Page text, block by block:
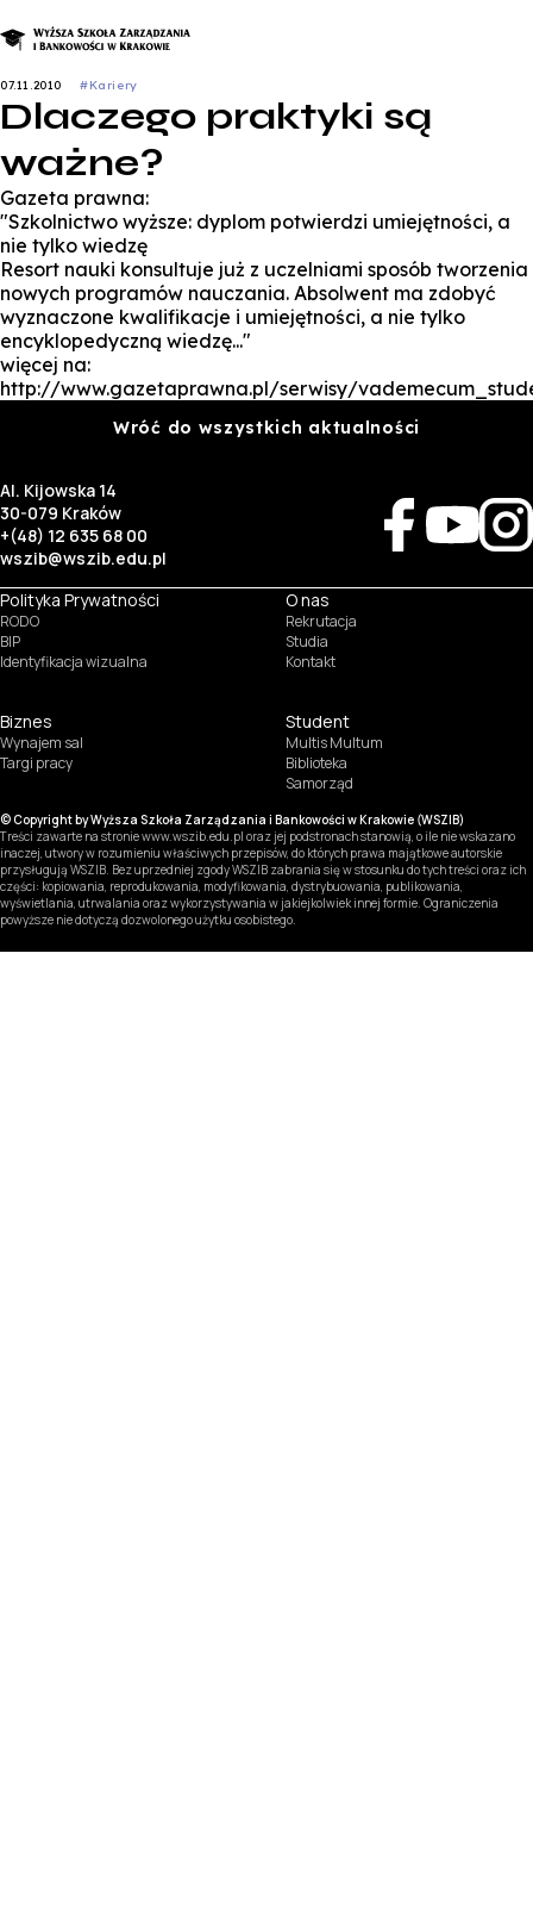
07.11.2010 #Kariery
Dlaczego praktyki są
ważne?
Gazeta prawna:
"Szkolnictwo wyższe: dyplom potwierdzi umiejętności, a
nie tylko wiedzę
Resort nauki konsultuje już z uczelniami sposób tworzenia
nowych programów nauczania. Absolwent ma zdobyć
wyznaczone kwalifikacje i umiejętności, a nie tylko
encyklopedyczną wiedzę..."
więcej na:
http://www.gazetaprawna.pl/serwisy/
Wróć do wszystkich aktualności
Al. Kijowska 14
30-079 Kraków
+(48) 12 635 68 00
wszib@wszib.edu.pl
Polityka Prywatności
RODO
BIP
Identyfikacja wizualna
O nas
Rekrutacja
Studia
Kontakt
Biznes
Wynajem sal
Targi pracy
Student
Multis Multum
Biblioteka
Samorząd
© Copyright by Wyższa Szkoła Zarządzania i Bankowości w Krakowie (WSZIB)
Treści zawarte na stronie www.wszib.edu.pl oraz jej podstronach stanowią, o ile nie wskazano
inaczej, utwory w rozumieniu właściwych przepisów, do których prawa majątkowe autorskie
przysługują WSZIB. Bez uprzedniej zgody WSZIB zabrania się w stosunku do tych treści oraz ich
części: kopiowania, reprodukowania, modyfikowania, dystrybuowania, publikowania,
wyświetlania, utrwalania oraz wykorzystywania w jakiejkolwiek innej formie. Ograniczenia
powyższe nie dotyczą dozwolonego użytku osobistego.